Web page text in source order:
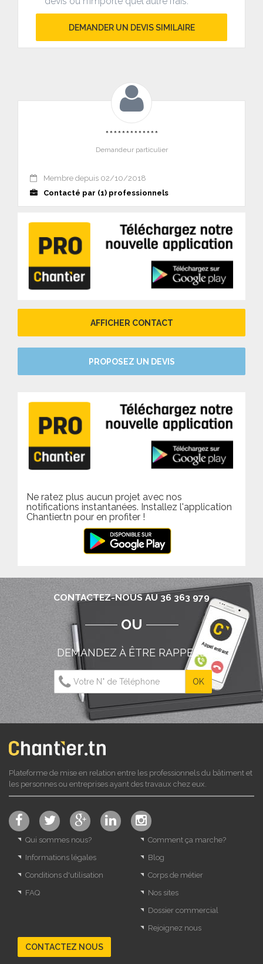
DEMANDER UN DEVIS SIMILAIRE
*************
Demandeur particulier
Membre depuis 02/10/2018
Contacté par (1) professionnels
AFFICHER CONTACT
PROPOSEZ UN DEVIS
Ne ratez plus aucun projet avec nos
notifications instantanées. Installez l'application
Chantier.tn pour en profiter !
CONTACTEZ-NOUS AU 36 363 979
OU
DEMANDEZ À ÊTRE RAPPELÉ
Plateforme de mise en relation entre les professionnels du bâtiment et
les personnes ou entreprises ayant des travaux chez eux.
Qui sommes nous?
Informations légales
Conditions d'utilisation
FAQ
Comment ça marche?
Blog
Corps de métier
Nos sites
Dossier commercial
Rejoignez nous
CONTACTEZ NOUS